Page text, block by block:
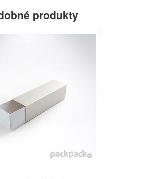
produkty